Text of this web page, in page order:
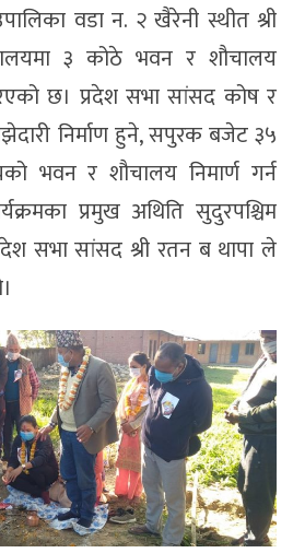
वडा न. २ खैरेनी स्थीत श्री
३ कोठे भवन र शौचालय
छ। प्रदेश सभा सांसद कोष र
निर्माण हुने, सपुरक बजेट ३५
भवन र शौचालय निमार्ण गर्न
प्रमुख अथिति सुदुरपश्चिम
सभा सांसद श्री रतन ब थापा ले